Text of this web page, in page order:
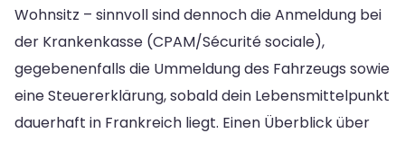
Wohnsitz – sinnvoll sind dennoch die Anmeldung bei
der Krankenkasse (CPAM/Sécurité sociale),
gegebenenfalls die Ummeldung des Fahrzeugs sowie
eine Steuererklärung, sobald dein Lebensmittelpunkt
dauerhaft in Frankreich liegt. Einen Überblick über